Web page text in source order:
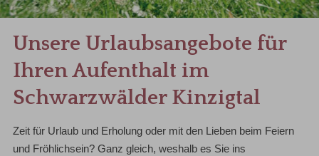
Unsere Urlaubsangebote für
Ihren Aufenthalt im
Schwarzwälder Kinzigtal
Zeit für Urlaub und Erholung oder mit den Lieben beim Feiern
und Fröhlichsein? Ganz gleich, weshalb es Sie ins